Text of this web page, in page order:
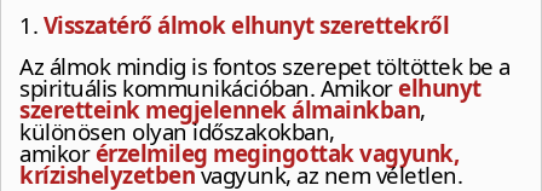
1. Visszatérő álmok elhunyt szerettekről
Az álmok mindig is fontos szerepet töltöttek be a
spirituális kommunikációban. Amikorelhunyt
szeretteink megjelennek álmainkban,
különösen olyan időszakokban,
amikorérzelmileg megingottak vagyunk,
krízishelyzetbenvagyunk, az nem véletlen.